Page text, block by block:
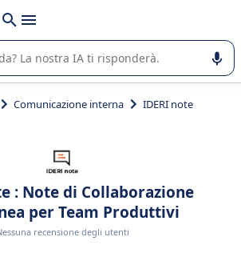
nell'utilizzo o nella scelta di un
azienda.
Comunicazione interna IDERI note
: Note di Collaborazione
per Team Produttivi
recensione degli utenti